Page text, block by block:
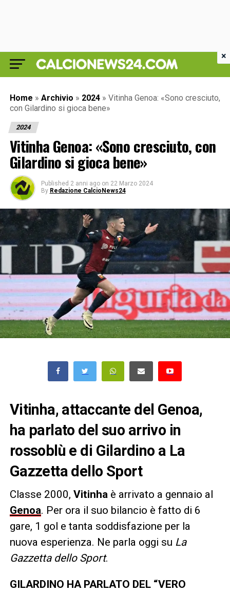
Home » Archivio » 2024 » Vitinha Genoa: «Sono cresciuto,
con Gilardino si gioca bene»
2024
Vitinha Genoa: «Sono cresciuto, con
Gilardino si gioca bene»
Published 2 anni ago on 22 Marzo 2024
By Redazione CalcioNews24
Vitinha, attaccante del Genoa,
ha parlato del suo arrivo in
rossoblù e di Gilardino a La
Gazzetta dello Sport
Classe 2000, Vitinha è arrivato a gennaio al
Genoa. Per ora il suo bilancio è fatto di 6
gare, 1 gol e tanta soddisfazione per la
nuova esperienza. Ne parla oggi su La
Gazzetta dello Sport.
GILARDINO HA PARLATO DEL “VERO
×